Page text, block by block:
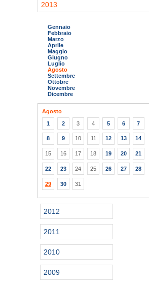
2013
Gennaio
Febbraio
Marzo
Aprile
Maggio
Giugno
Luglio
Agosto
Settembre
Ottobre
Novembre
Dicembre
Agosto
1
2 3 4 5 6 7
8 9 10 11 12 13 14
15 16 17 18 19 20 21
22 23 24 25 26 27 28
29 30 31
2012
2011
2010
2009